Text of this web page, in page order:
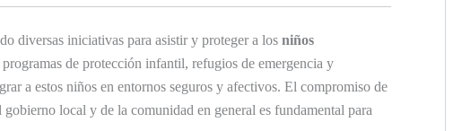
diversas iniciativas para asistir y proteger a los niños
de protección infantil, refugios de emergencia y
a estos niños en entornos seguros y afectivos. El compromiso de
local y de la comunidad en general es fundamental para